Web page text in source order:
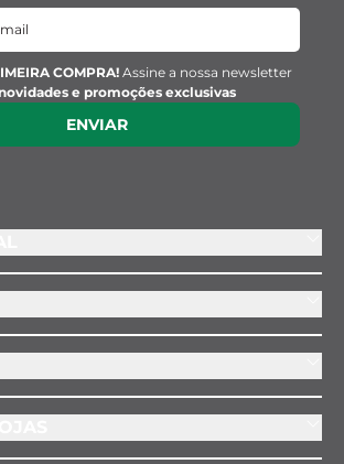
COMPRA! Assine a nossa newsletter
e promoções exclusivas
ENVIAR